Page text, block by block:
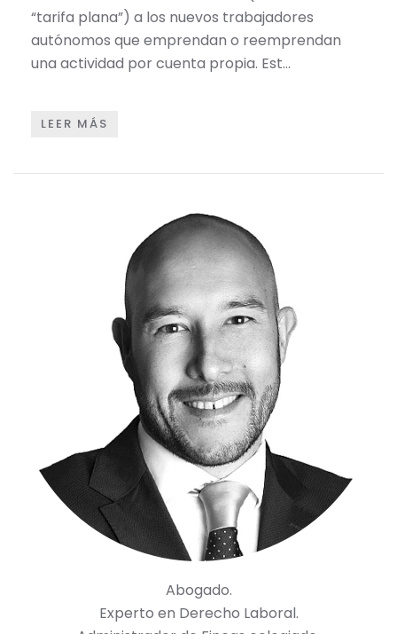
“tarifa plana”) a los nuevos trabajadores
autónomos que emprendan o reemprendan
una actividad por cuenta propia. Est…
LEER MÁS
Abogado.
Experto en Derecho Laboral.